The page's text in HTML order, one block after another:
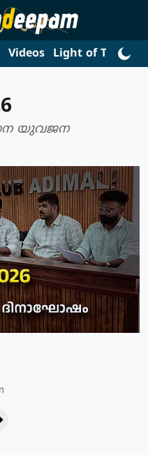
Videos Light of Truth
യുവജന